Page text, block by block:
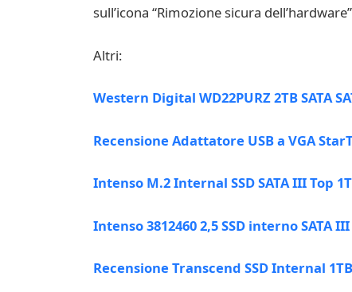
sull’icona “Rimozione sicura
Altri:
Western Digital WD22PURZ 2TB SATA
Recensione Adattatore USB a VGA
Intenso M.2 Internal SSD SATA III Top
Intenso 3812460 2,5 SSD interno SATA
Recensione Transcend SSD Internal 1TB